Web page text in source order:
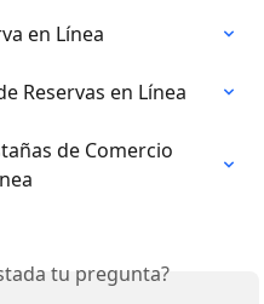
en Línea
Reservas en Línea
de Comercio
tu pregunta?